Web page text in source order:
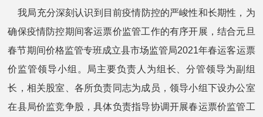
我局充分深刻认识到目前疫情防控的严峻性和长期性，为
确保疫情防控期间客运票价监管工作的有序开展，结合元旦
春节期间价格监管专班成立县市场监管局2021年春运客运票
价监管领导小组。局主要负责人为组长、分管领导为副组
长，相关股室、各所负责同志为成员，领导小组下设办公室
在县局价监竞争股，具体负责指导协调开展春运票价监管工